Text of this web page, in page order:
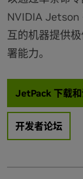
NVIDIA Jetson
互的机器提供
署能力。
JetPack 下载和
开发者论坛